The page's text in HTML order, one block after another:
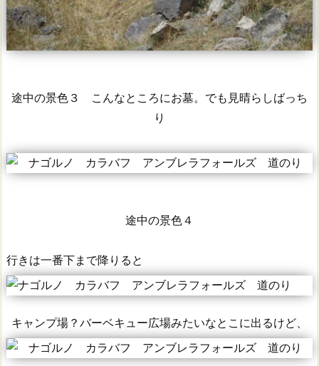
途中の景色３ こんなところにお墓。でも見晴らしばっち
り
途中の景色４
行きは一番下まで降りると
キャンプ場？バーベキュー広場みたいなとこに出るけど、